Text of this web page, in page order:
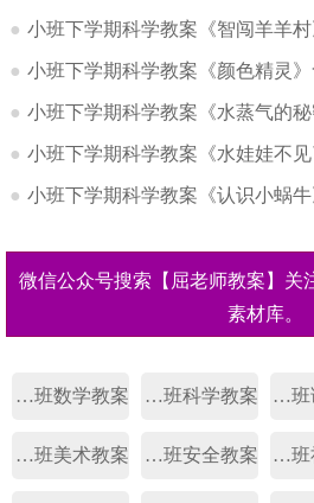
● 小班下学期科学教案《智闯羊羊
● 小班下学期科学教案《颜色精灵
● 小班下学期科学教案《水蒸气的
● 小班下学期科学教案《水娃娃不
● 小班下学期科学教案《认识小蜗
微信公众号搜索【屈老师教案】关
素材库。
幼儿园小班数学教案 幼儿园小班科学教案 幼儿园小班语言教案
幼儿园小班美术教案 幼儿园小班安全教案 幼儿园小班社会教案